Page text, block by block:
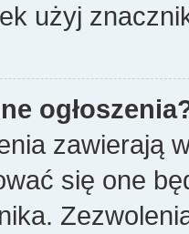
użyj
zawierają
się one